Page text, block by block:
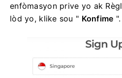
enfòmasyon prive yo ak
lòd yo, klike sou " Konfime ".